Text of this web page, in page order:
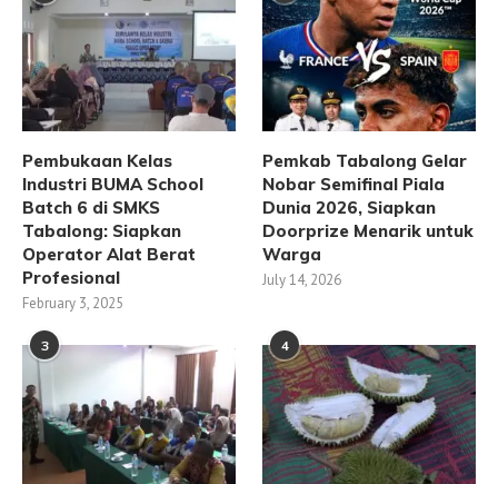
Pembukaan Kelas
Industri BUMA School
Batch 6 di SMKS
Tabalong: Siapkan
Operator Alat Berat
Profesional
February 3, 2025
Pemkab Tabalong Gelar
Nobar Semifinal Piala
Dunia 2026, Siapkan
Doorprize Menarik untuk
Warga
July 14, 2026
3 4